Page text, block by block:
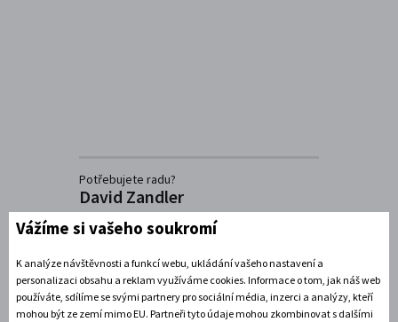
Potřebujete radu?
David Zandler
+420739337992(Po-Pá: 8-17 hod.)
Poslat dotaz
Vážíme si vašeho soukromí
K analýze návštěvnosti a funkcí webu, ukládání vašeho nastavení a
personalizaci obsahu a reklam využíváme cookies. Informace o tom, jak náš web
používáte, sdílíme se svými partnery pro sociální média, inzerci a analýzy, kteří
mohou být ze zemí mimo EU. Partneři tyto údaje mohou zkombinovat s dalšími